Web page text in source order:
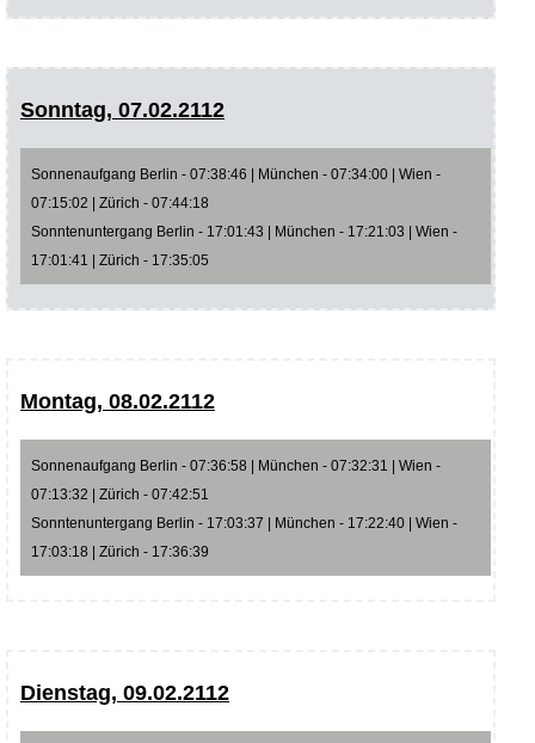
Sonntag, 07.02.2112
Sonnenaufgang Berlin - 07:38:46 | München - 07:34:00 | Wien -
07:15:02 | Zürich - 07:44:18
Sonntenuntergang Berlin - 17:01:43 | München - 17:21:03 | Wien -
17:01:41 | Zürich - 17:35:05
Montag, 08.02.2112
Sonnenaufgang Berlin - 07:36:58 | München - 07:32:31 | Wien -
07:13:32 | Zürich - 07:42:51
Sonntenuntergang Berlin - 17:03:37 | München - 17:22:40 | Wien -
17:03:18 | Zürich - 17:36:39
Dienstag, 09.02.2112